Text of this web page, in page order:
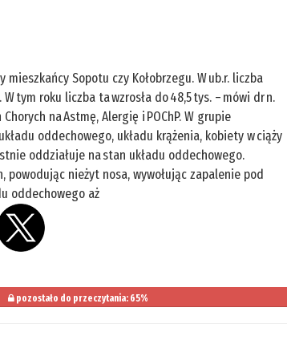
Sopotu czy Kołobrzegu. W ub.r. liczba
tym roku liczba ta wzrosła do 48,5 tys. – mówi dr n.
na Astmę, Alergię i POChP. W grupie
oddechowego, układu krążenia, kobiety w ciąży
oddziałuje na stan układu oddechowego.
powodując nieżyt nosa, wywołując zapalenie pod
oddechowego aż
pozostało do przeczytania: 65%